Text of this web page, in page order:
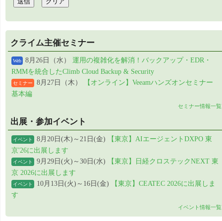
クライム主催セミナー
Web 8月26日（水） 運用の複雑化を解消！バックアップ・EDR・
RMMを統合したClimb Cloud Backup & Security
セミナー 8月27日（木）
【オンライン】Veeamハンズオンセミナー
基本編
セミナー情報一覧
出展・参加イベント
イベント 8月20日(木)～21日(金)
【東京】AIエージェントDXPO 東
京'26に出展します
イベント 9月29日(火)～30日(水)
【東京】日経クロステックNEXT 東
京 2026に出展します
イベント 10月13日(火)～16日(金)
【東京】CEATEC 2026に出展しま
す
イベント情報一覧